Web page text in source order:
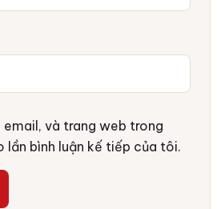
và trang web trong
lần bình luận kế tiếp của tôi.